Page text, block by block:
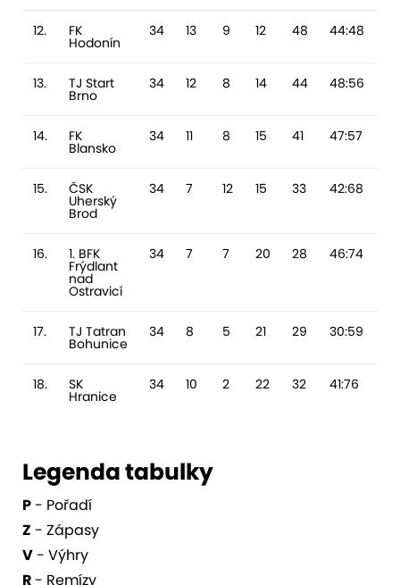
12. FK
Hodonín
34 13 9 12 48 44:48
13. TJ Start
Brno
34 12 8 14 44 48:56
14. FK
Blansko
34 11 8 15 41 47:57
15. ČSK
Uherský
Brod
34 7 12 15 33 42:68
16. 1. BFK
Frýdlant
nad
Ostravicí
34 7 7 20 28 46:74
17. TJ Tatran
Bohunice
34 8 5 21 29 30:59
18. SK
Hranice
34 10 2 22 32 41:76
Legenda tabulky
P - Pořadí
Z - Zápasy
V - Výhry
R - Remízy